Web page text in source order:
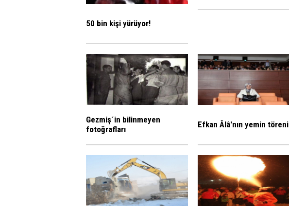
50 bin kişi yürüyor!
Gezmiş´in bilinmeyen
fotoğrafları
Efkan Âlâ'nın yemin töreni